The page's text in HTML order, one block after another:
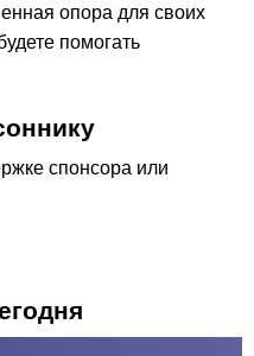
опора для своих
помогать
спонсора или